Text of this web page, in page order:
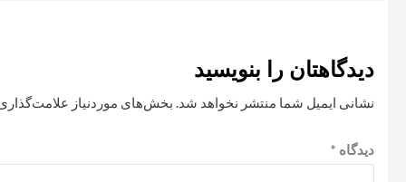
دیدگاهتان را بنویسید
نشانی ایمیل شما منتشر نخواهد شد. بخش‌های موردنیاز
دیدگاه *